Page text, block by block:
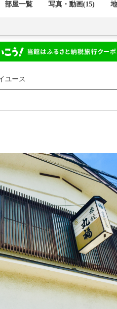
部屋一覧 写真・動画(15)
ユース